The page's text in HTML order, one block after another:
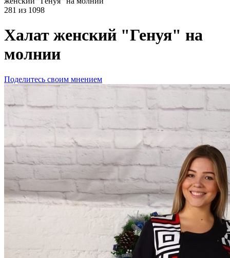
281 из 1098
Халат женский "Генуя" на
молнии
Поделитесь своим мнением